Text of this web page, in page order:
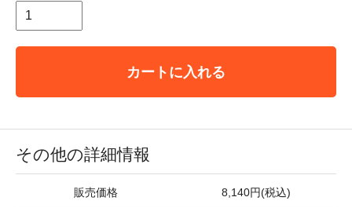
カートに入れる
その他の詳細情報
販売価格 8,140円(税込)